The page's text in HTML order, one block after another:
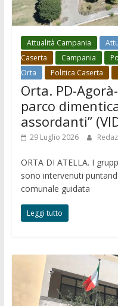
Attualità Campania
Caserta
Campania
Orta
Politica Caserta
Orta. PD-
parco
assordanti”
29 Luglio 2026
ORTA DI ATELLA. I
sono intervenuti
comunale guidata
Leggi tutto